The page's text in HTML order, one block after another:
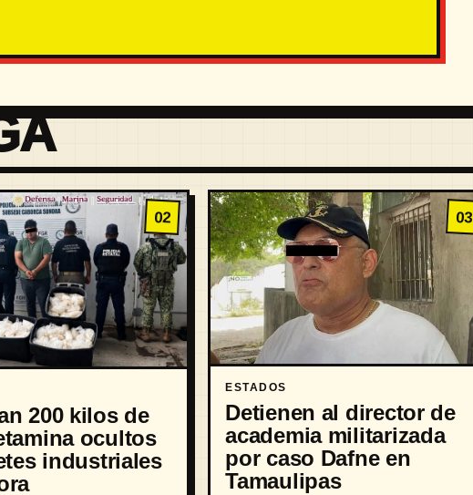
02
200 kilos de
ocultos
industriales
03
ESTADOS
Detienen al director de
academia militarizada
por caso Dafne en
Tamaulipas